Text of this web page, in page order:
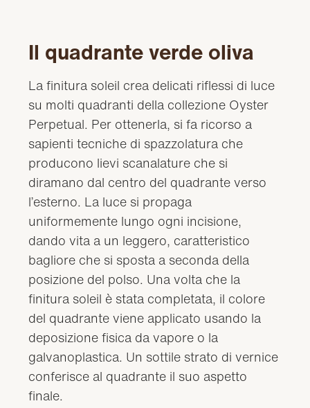
Il quadrante verde oliva
La finitura soleil crea delicati riflessi di luce
su molti quadranti della collezione Oyster
Perpetual. Per ottenerla, si fa ricorso a
sapienti tecniche di spazzolatura che
producono lievi scanalature che si
diramano dal centro del quadrante verso
l’esterno. La luce si propaga
uniformemente lungo ogni incisione,
dando vita a un leggero, caratteristico
bagliore che si sposta a seconda della
posizione del polso. Una volta che la
finitura soleil è stata completata, il colore
del quadrante viene applicato usando la
deposizione fisica da vapore o la
galvanoplastica. Un sottile strato di vernice
conferisce al quadrante il suo aspetto
finale.